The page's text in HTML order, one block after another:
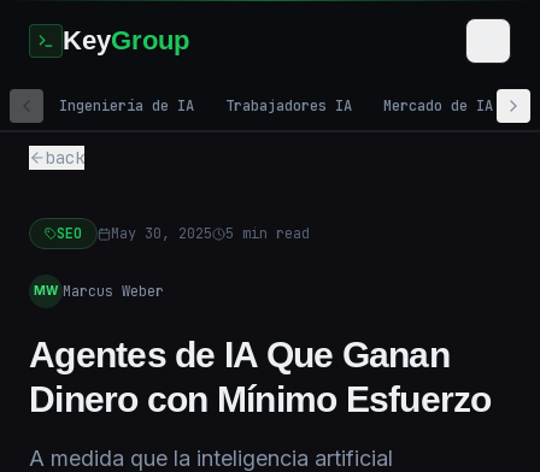
KeyGroup
Ingeniería de IA Trabajadores IA Mercado de IA
back
SEO May 30, 2025 5 min read
MW Marcus Weber
Agentes de IA Que Ganan
Dinero con Mínimo Esfuerzo
A medida que la inteligencia artificial